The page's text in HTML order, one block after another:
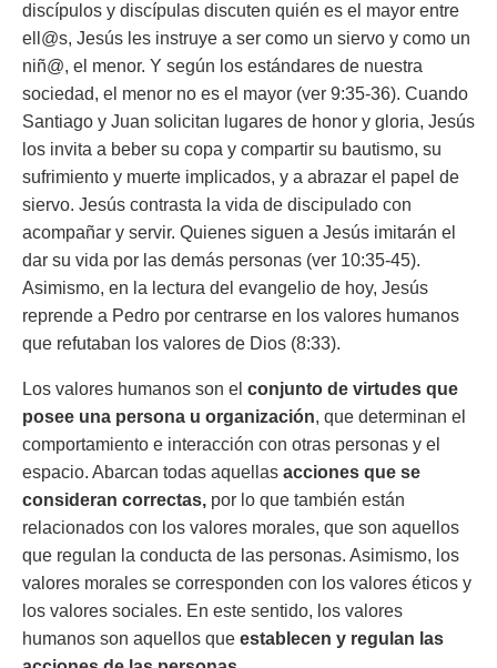
discípulos y discípulas discuten quién es el mayor entre
ell@s, Jesús les instruye a ser como un siervo y como un
niñ@, el menor. Y según los estándares de nuestra
sociedad, el menor no es el mayor (ver 9:35-36). Cuando
Santiago y Juan solicitan lugares de honor y gloria, Jesús
los invita a beber su copa y compartir su bautismo, su
sufrimiento y muerte implicados, y a abrazar el papel de
siervo. Jesús contrasta la vida de discipulado con
acompañar y servir. Quienes siguen a Jesús imitarán el
dar su vida por las demás personas (ver 10:35-45).
Asimismo, en la lectura del evangelio de hoy, Jesús
reprende a Pedro por centrarse en los valores humanos
que refutaban los valores de Dios (8:33).
Los valores humanos son el conjunto de virtudes que
posee una persona u organización, que determinan el
comportamiento e interacción con otras personas y el
espacio. Abarcan todas aquellas acciones que se
consideran correctas, por lo que también están
relacionados con los valores morales, que son aquellos
que regulan la conducta de las personas. Asimismo, los
valores morales se corresponden con los valores éticos y
los valores sociales. En este sentido, los valores
humanos son aquellos que establecen y regulan las